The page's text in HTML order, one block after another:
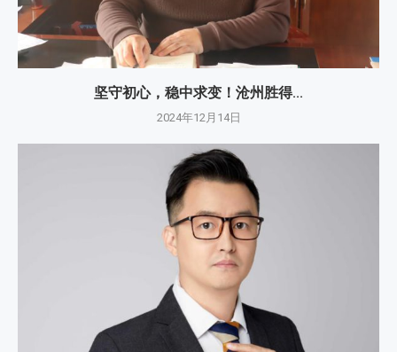
坚守初心，稳中求变！沧州胜得...
2024年12月14日